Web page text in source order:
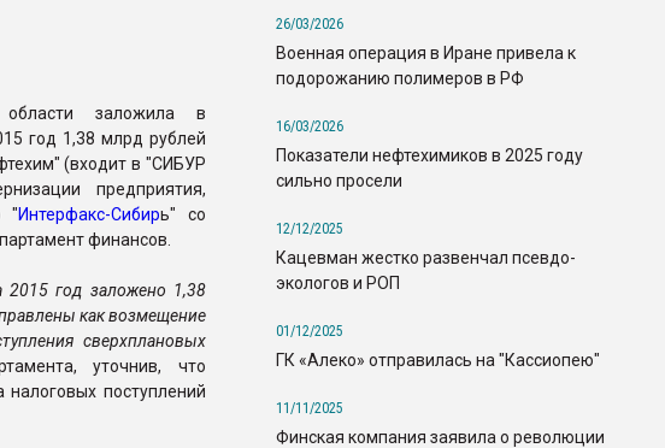
области заложила в
год 1,38 млрд рублей
(входит в "СИБУР
предприятия,
"Интерфакс-Сибирь" со
финансов.
2015 год заложено 1,38
как возмещение
сверхплановых
уточнив, что
поступлений
26/03/2026
Военная операция в Иране привела к
подорожанию полимеров в РФ
16/03/2026
Показатели нефтехимиков в 2025 году
сильно просели
12/12/2025
Кацевман жестко развенчал псевдо-
экологов и РОП
01/12/2025
ГК «Алеко» отправилась на "Кассиопею"
11/11/2025
Финская компания заявила о революции